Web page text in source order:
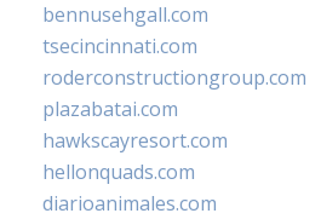
bennusehgall.com
tsecincinnati.com
roderconstructiongroup.com
plazabatai.com
hawkscayresort.com
hellonquads.com
diarioanimales.com